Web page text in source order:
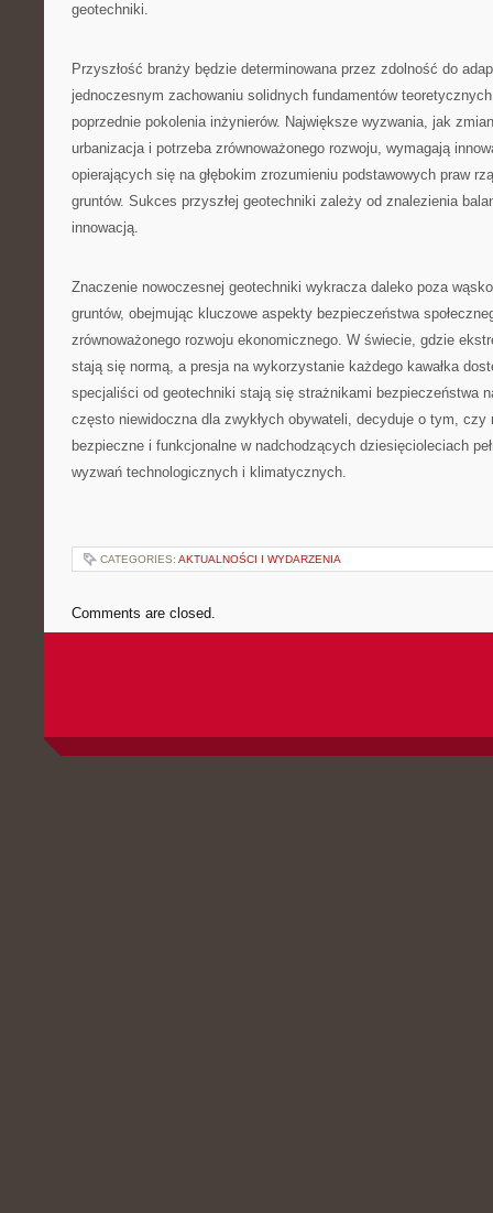
geotechniki.
Przyszłość branży będzie determinowana przez zdolność do
jednoczesnym zachowaniu solidnych fundamentów
poprzednie pokolenia inżynierów. Największe wyzwania, jak
urbanizacja i potrzeba zrównoważonego rozwoju, wymagają
opierających się na głębokim zrozumieniu podstawowych praw
gruntów. Sukces przyszłej geotechniki zależy od znalezienia
innowacją.
Znaczenie nowoczesnej geotechniki wykracza daleko poza
gruntów, obejmując kluczowe aspekty bezpieczeństwa
zrównoważonego rozwoju ekonomicznego. W świecie, gdzie
stają się normą, a presja na wykorzystanie każdego kawałka
specjaliści od geotechniki stają się strażnikami bezpieczeństwa
często niewidoczna dla zwykłych obywateli, decyduje o tym, czy
bezpieczne i funkcjonalne w nadchodzących dziesięcioleciach
wyzwań technologicznych i klimatycznych.
CATEGORIES: AKTUALNOŚCI I WYDARZENIA
Comments are closed.